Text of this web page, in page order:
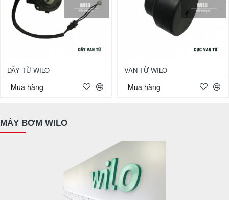
DÂY TỪ WILO
Mua hàng
VAN TỪ WILO
Mua hàng
MÁY BƠM WILO